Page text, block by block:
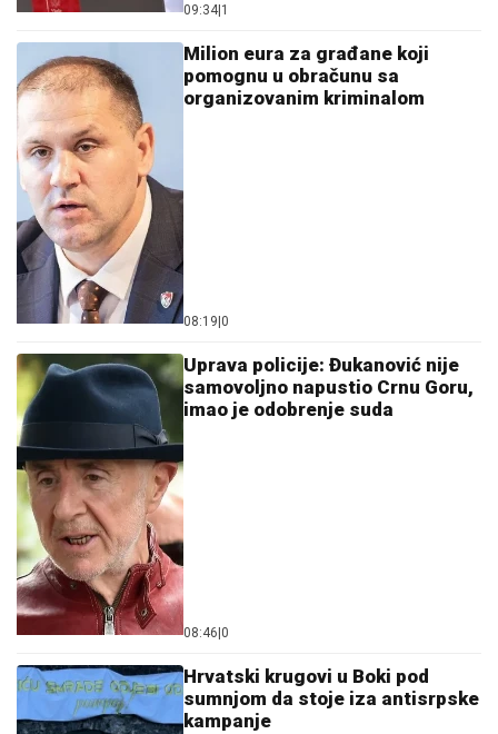
09:34 1
Milion eura za građane koji
pomognu u obračunu sa
organizovanim kriminalom
08:19 0
Uprava policije: Đukanović nije
samovoljno napustio Crnu Goru,
imao je odobrenje suda
08:46 0
Hrvatski krugovi u Boki pod
sumnjom da stoje iza antisrpske
kampanje